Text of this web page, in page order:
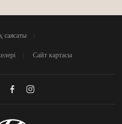
саясаты
Сайт картасы